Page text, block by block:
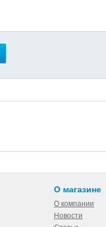
О магазине
О компании
Новости